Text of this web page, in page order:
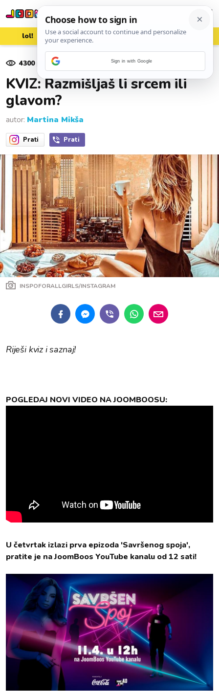
lol! aww vrh! woot?!
4300pregleda
KVIZ: Razmišljaš li srcem ili
glavom?
autor: Martina Mikša
Prati Prati
INSPOFORALLGIRLS/INSTAGRAM
Riješi kviz i saznaj!
POGLEDAJ NOVI VIDEO NA JOOMBOOSU:
U četvrtak izlazi prva epizoda 'Savršenog spoja',
pratite je na JoomBoos YouTube kanalu od 12 sati!
Sign in with Google